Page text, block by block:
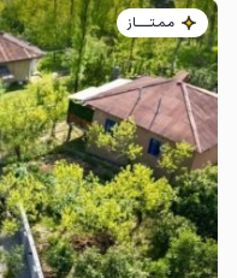
مـمـتــــــاز